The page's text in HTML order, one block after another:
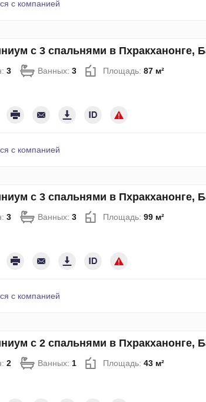
с компанией
с 3 спальнями в Пхракханонге,
3 Ванных: 3 Площадь: 87 м²
с компанией
с 3 спальнями в Пхракханонге,
3 Ванных: 3 Площадь: 99 м²
с компанией
с 2 спальнями в Пхракханонге,
2 Ванных: 1 Площадь: 43 м²